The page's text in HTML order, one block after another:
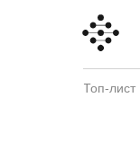
Топ-лист